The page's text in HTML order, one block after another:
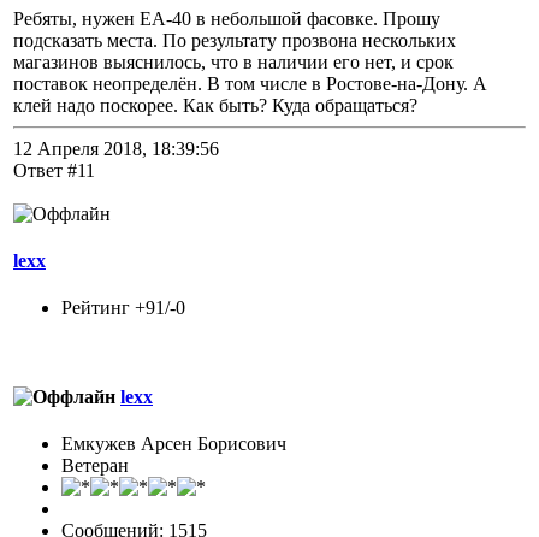
Ребяты, нужен ЕА-40 в небольшой фасовке. Прошу
подсказать места. По результату прозвона нескольких
магазинов выяснилось, что в наличии его нет, и срок
поставок неопределён. В том числе в Ростове-на-Дону. А
клей надо поскорее. Как быть? Куда обращаться?
12 Апреля 2018, 18:39:56
Ответ #11
lexx
Рейтинг +91/-0
lexx
Емкужев Арсен Борисович
Ветеран
Сообщений: 1515